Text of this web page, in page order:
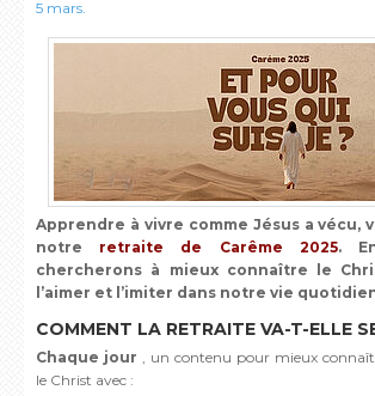
5 mars.
Apprendre à vivre comme Jésus a vécu,
notre retraite de Carême 2025.
chercherons à mieux connaître le
l’aimer et l’imiter dans notre vie
COMMENT LA RETRAITE VA-T-ELLE
Chaque jour , un contenu pour mieux
le Christ avec :